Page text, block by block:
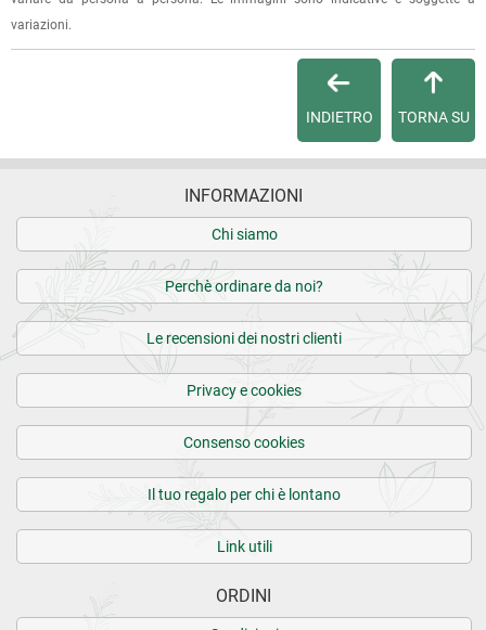
Per qualsiasi informazione, contattaci via
Condizioni di vendita
variazioni.
TORNA SU
INDIETRO
INFORMAZIONI
Chi siamo
Perchè ordinare da noi?
Le recensioni dei nostri clienti
Privacy e cookies
Consenso cookies
Il tuo regalo per chi è lontano
Link utili
ORDINI